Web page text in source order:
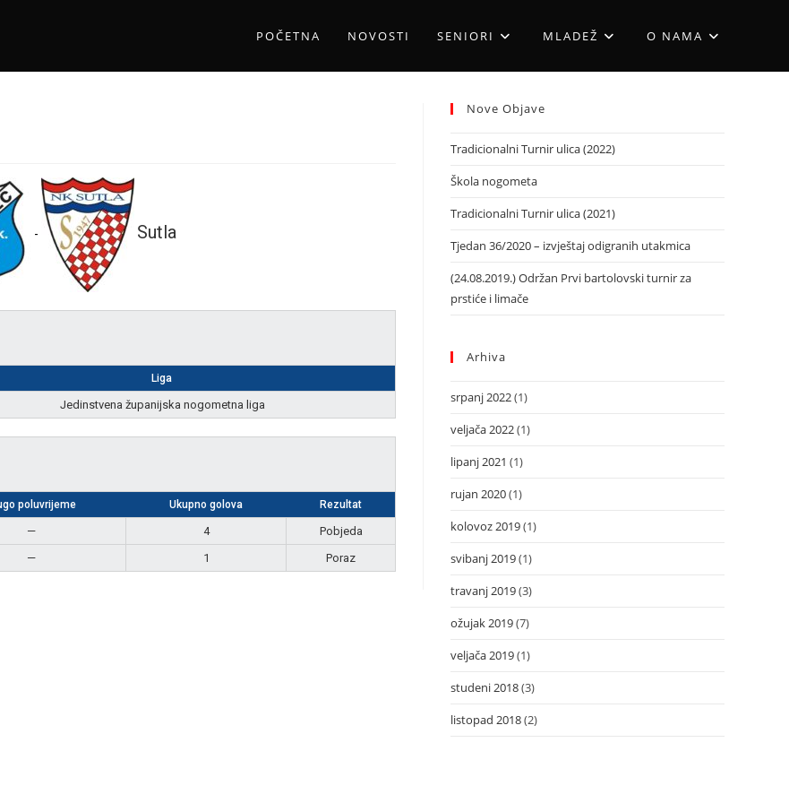
POČETNA NOVOSTI SENIORI MLADEŽ O NAMA
- Sutla
Liga
Jedinstvena županijska nogometna liga
poluvrijeme Ukupno golova Rezultat
— 4
Pobjeda
— 1 Poraz
Nove Objave
Tradicionalni Turnir ulica (2022)
Škola nogometa
Tradicionalni Turnir ulica (2021)
Tjedan 36/2020 – izvještaj odigranih utakmica
(24.08.2019.) Održan Prvi bartolovski turnir za
prstiće i limače
Arhiva
srpanj 2022(1)
veljača 2022(1)
lipanj 2021 (1)
rujan 2020(1)
kolovoz 2019(1)
svibanj 2019(1)
travanj 2019(3)
ožujak 2019(7)
veljača 2019(1)
studeni 2018(3)
listopad 2018(2)